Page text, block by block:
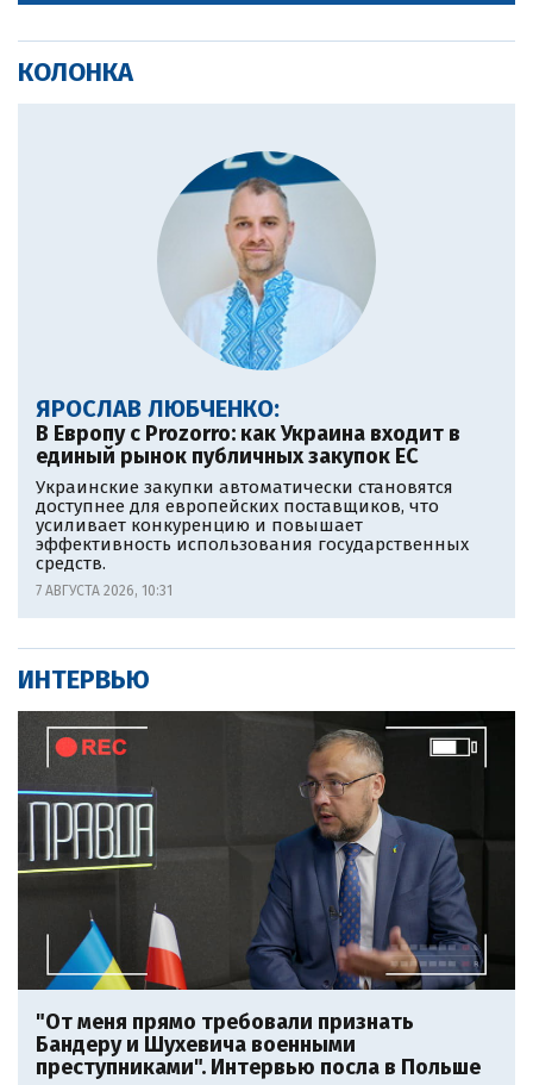
КОЛОНКА
ЯРОСЛАВ ЛЮБЧЕНКО:
В Европу c Prozorro: как Украина входит в
единый рынок публичных закупок ЕС
Украинские закупки автоматически становятся
доступнее для европейских поставщиков, что
усиливает конкуренцию и повышает
эффективность использования государственных
средств.
7 АВГУСТА 2026, 10:31
ИНТЕРВЬЮ
"От меня прямо требовали признать
Бандеру и Шухевича военными
преступниками". Интервью посла в Польше